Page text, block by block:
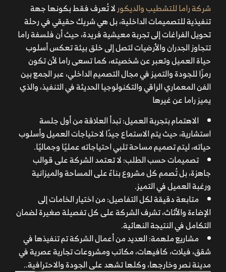
شركة راما للتشطيب والديكورلا تُعرف فقط بكونها جهة
تنفيذية للتصميمات الداخلية، بل هي شريك حقيقي في رحلة
تحويل الفراغات إلى تجربة معيشية فريدة، حيث أن فلسفة راما
تتجاوز الجدران والأرضيات لتصل إلى خلق بيئة تعكس أسلوب
حياة العميل وتعبر عن شخصيته، كما تسعى راما لأن تكون
رمزًا للجودة والتميز في مجال التصميم الداخلي، عبر الجمع بين
الفن المعماري الراقي والتكنولوجيا الحديثة في التنفيذ، والذي
يميز راما عن غيرها
الاهتمام بتجربة العميل: تبدأ العلاقة من أول جلسة
استشارية، حيث يتم الاستماع جيدًا لاحتياجات العميل وأسلوب
حياته، ليتم تصميم مساحة تلبي احتياجاته عمليًا وجماليًا.
تصميمات حسب الطلب: لا تعتمد الشركة على قوالب
جاهزة، بل تُصمم كل مشروع بناءً على المساحة والميزانية
ورغبة العميل في التميز.
متابعة دقيقة لكل التفاصيل: من اختيار الخامات إلى
الإضاءة والأثاث، تشرف الشركة على كل تفصيلة صغيرة لضمان
التكامل في النتيجة النهائية.
مشاريع ملهمة: العديد من أعمال الشركة تم تنفيذها في
شقق، فيلات، كافيهات، مكاتب ومشروعات تجارية عصرية في
مدينة نصر وخارجها، وكلها تشهد على الجودة والاحترافية..